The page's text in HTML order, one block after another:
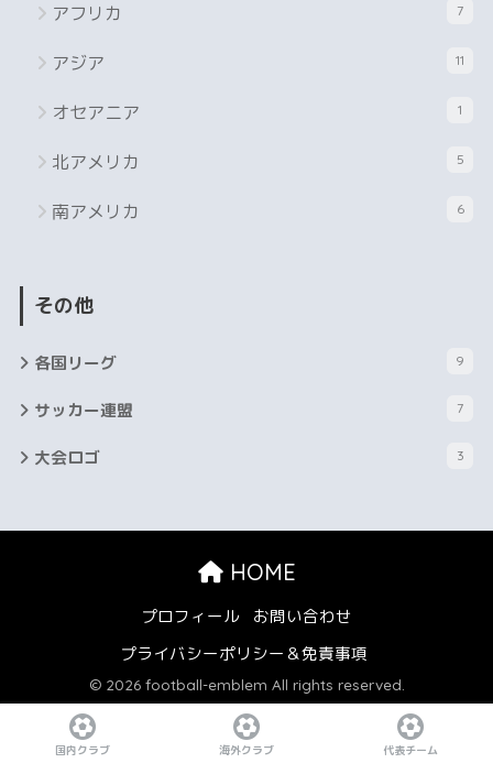
アフリカ 7
アジア 11
オセアニア 1
北アメリカ 5
南アメリカ 6
その他
各国リーグ 9
サッカー連盟 7
大会ロゴ 3
HOME
プロフィール
お問い合わせ
プライバシーポリシー＆免責事項
© 2026 football-emblem All rights reserved.
国内クラブ 海外クラブ 代表チーム